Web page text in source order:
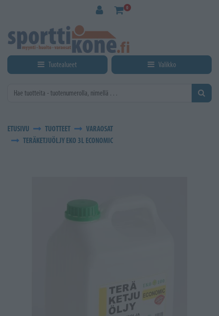
0
Tuotealueet Valikko
ETUSIVU TUOTTEET
VARAOSAT
TERÄKETJUÖLJY EKO 3L ECONOMIC